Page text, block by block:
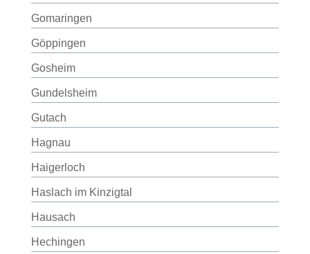
Gomaringen
Göppingen
Gosheim
Gundelsheim
Gutach
Hagnau
Haigerloch
Haslach im Kinzigtal
Hausach
Hechingen